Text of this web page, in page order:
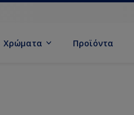
Χρώματα Προϊόντα